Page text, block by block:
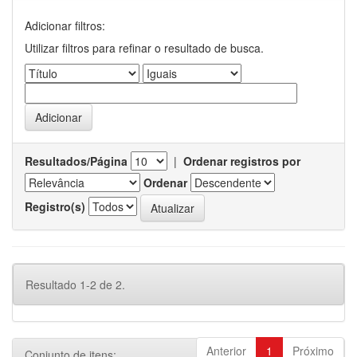
Adicionar filtros:
Utilizar filtros para refinar o resultado de busca.
Resultados/Página | Ordenar registros por
Ordenar
Registro(s)
Resultado 1-2 de 2.
Anterior 1 Próximo